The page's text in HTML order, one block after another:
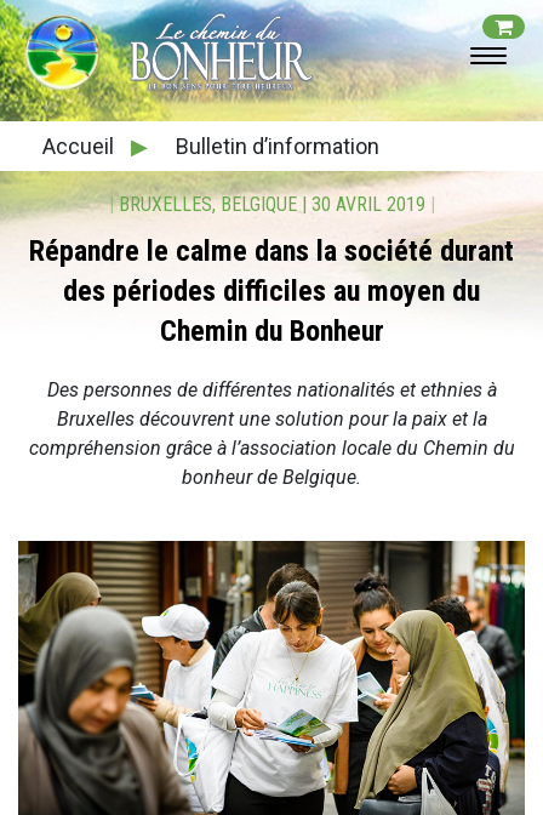
Accueil ▶ Bulletin d’information
|BRUXELLES, BELGIQUE | 30 AVRIL 2019 |
Répandre le calme dans la société durant
des périodes difficiles au moyen du
Chemin du Bonheur
Des personnes de différentes nationalités et ethnies à
Bruxelles découvrent une solution pour la paix et la
compréhension grâce à l’association locale du Chemin du
bonheurde Belgique.